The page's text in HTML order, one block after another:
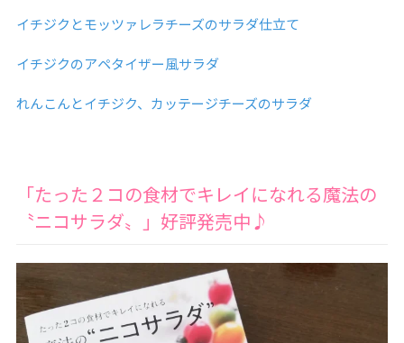
イチジクとモッツァレラチーズのサラダ仕立て
イチジクのアペタイザー風サラダ
れんこんとイチジク、カッテージチーズのサラダ
「たった２コの食材でキレイになれる魔法の
〝ニコサラダ〟」好評発売中♪